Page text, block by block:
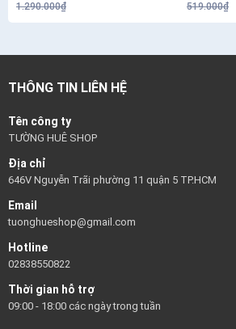
1.290.000₫ 519.000₫
THÔNG TIN LIÊN HỆ
Tên công ty
TƯỜNG HUÊ SHOP
Địa chỉ
646V Nguyễn Trãi phường 11 quận 5 TP.HCM
Email
tuonghueshop@gmail.com
Hotline
02838550822
Thời gian hỗ trợ
09:00 - 18:00 các ngày trong tuần